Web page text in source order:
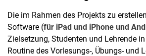
Die im Rahmen des Projekts zu
Software (für iPad und iPhone und
Zielsetzung, Studenten und Lehrende
Routine des Vorlesungs-, Übungs- und